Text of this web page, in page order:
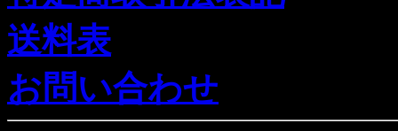
送料表
お問い合わせ